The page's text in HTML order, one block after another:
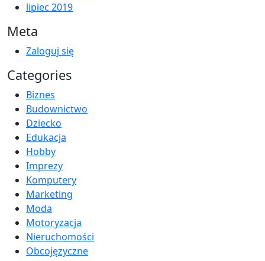
lipiec 2019
Meta
Zaloguj się
Categories
Biznes
Budownictwo
Dziecko
Edukacja
Hobby
Imprezy
Komputery
Marketing
Moda
Motoryzacja
Nieruchomości
Obcojęzyczne